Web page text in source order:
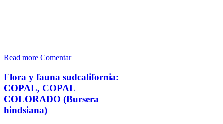
Read more Comentar
Flora y fauna sudcalifornia:
COPAL, COPAL
COLORADO (Bursera
hindsiana)